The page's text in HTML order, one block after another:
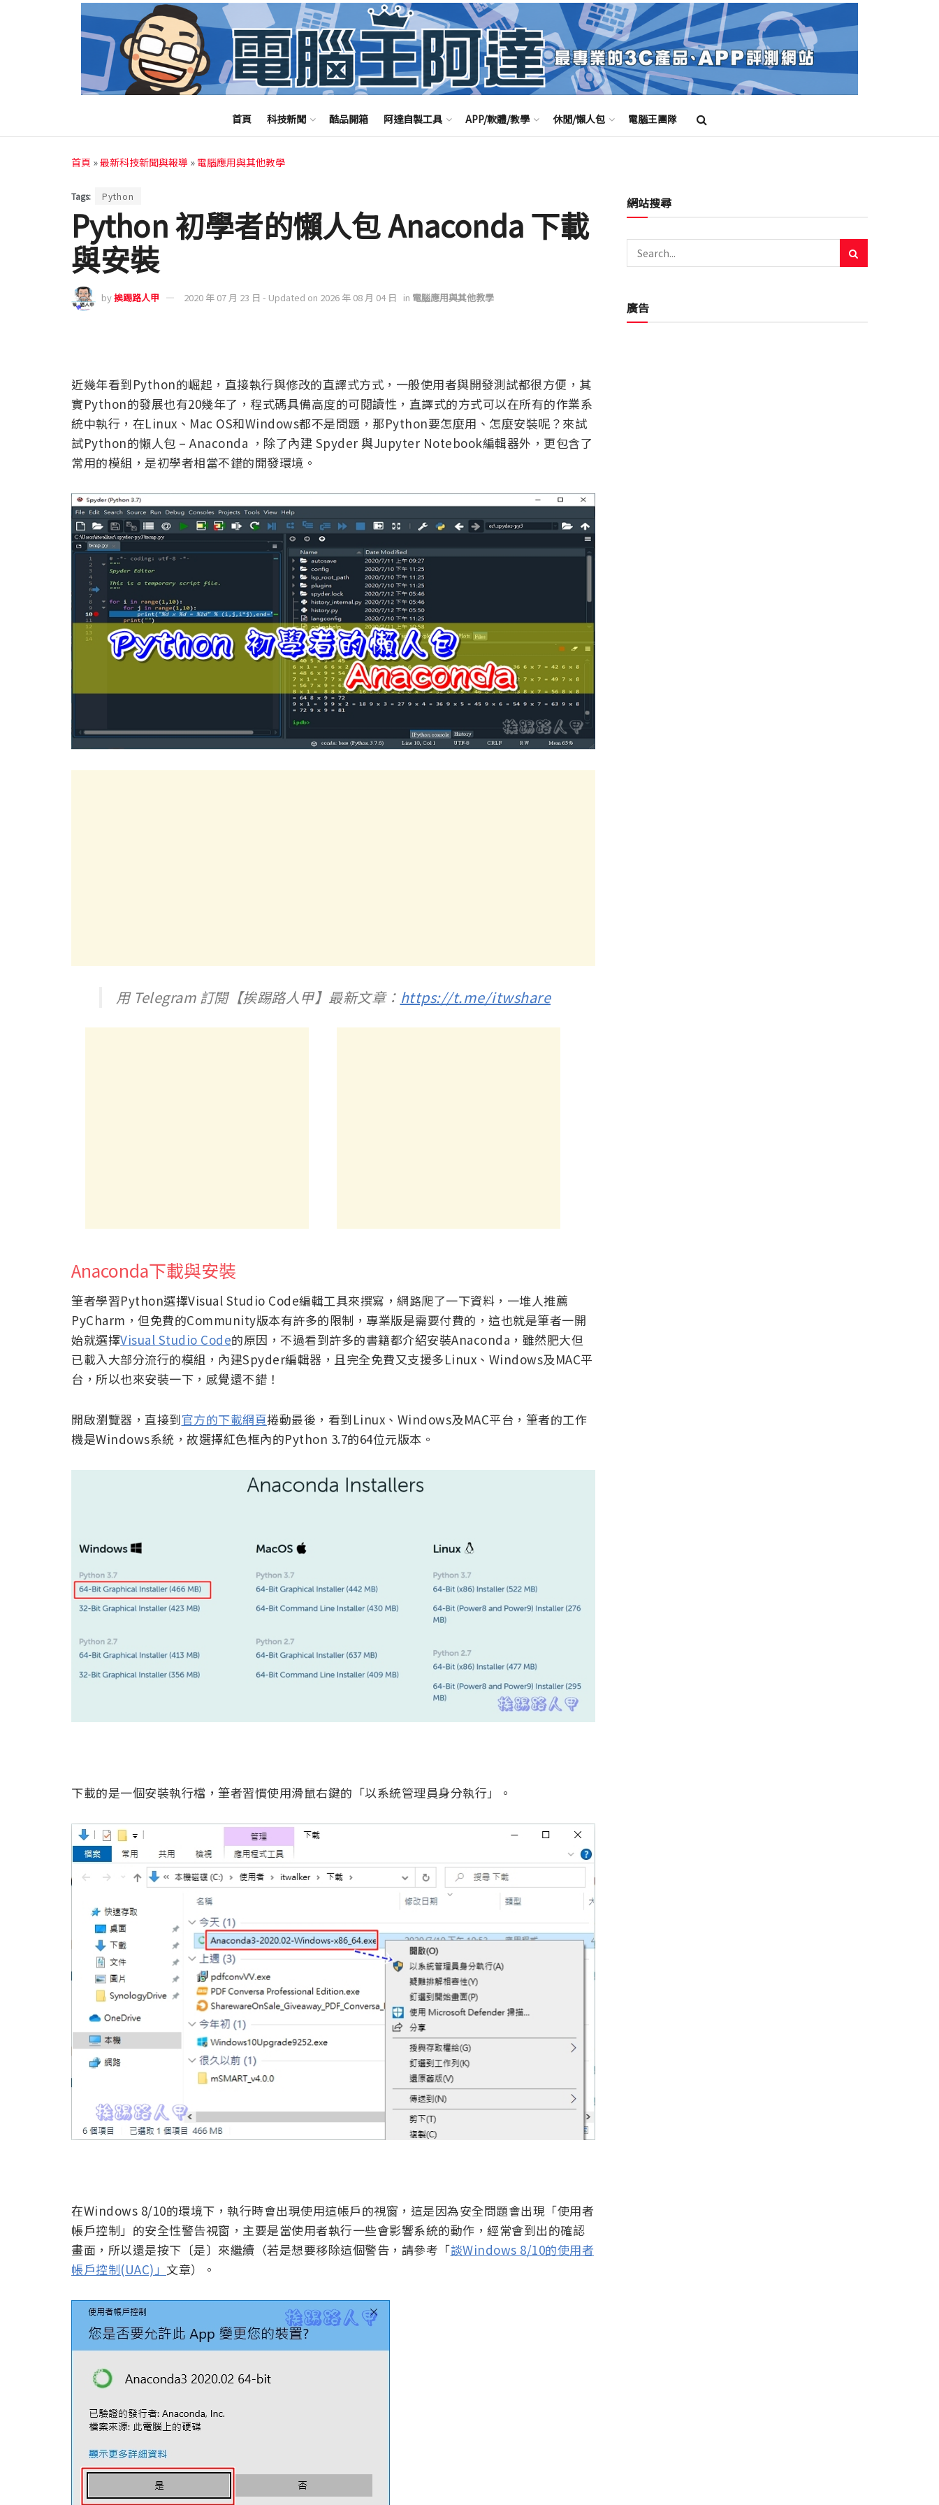
首頁 科技新聞 酷品開箱 阿達自製工具 APP/軟體/教學 休閒/懶人包 電腦王團隊
首頁 »最新科技新聞與報導 » 電腦應用與其他教學
Tags: Python
Python 初學者的懶人包 Anaconda 下載
與安裝
by挨踢路人甲 2020 年 07 月 23 日 - Updated on 2026 年 08 月 04 日 in 電腦應用與其他教學
近幾年看到Python的崛起，直接執行與修改的直譯式方式，一般使用者與開發測試都很方便，其
實Python的發展也有20幾年了，程式碼具備高度的可閱讀性，直譯式的方式可以在所有的作業系
統中執行，在Linux、Mac OS和Windows都不是問題，那Python要怎麼用、怎麼安裝呢？來試
試Python的懶人包 – Anaconda ，除了內建 Spyder 與Jupyter Notebook編輯器外，更包含了
常用的模組，是初學者相當不錯的開發環境。
用 Telegram 訂閱【挨踢路人甲】最新文章： https://t.me/itwshare
Anaconda下載與安裝
筆者學習Python選擇Visual Studio Code編輯工具來撰寫，網路爬了一下資料，一堆人推薦
PyCharm，但免費的Community版本有許多的限制，專業版是需要付費的，這也就是筆者一開
始就選擇Visual Studio Code的原因，不過看到許多的書籍都介紹安裝Anaconda，雖然肥大但
已載入大部分流行的模組，內建Spyder編輯器，且完全免費又支援多Linux、Windows及MAC平
台，所以也來安裝一下，感覺還不錯！
開啟瀏覽器，直接到官方的下載網頁捲動最後，看到Linux、Windows及MAC平台，筆者的工作
機是Windows系統，故選擇紅色框內的Python 3.7的64位元版本。
下載的是一個安裝執行檔，筆者習慣使用滑鼠右鍵的「以系統管理員身分執行」。
在Windows 8/10的環境下，執行時會出現使用這帳戶的視窗，這是因為安全問題會出現「使用者
帳戶控制」的安全性警告視窗，主要是當使用者執行一些會影響系統的動作，經常會到出的確認
畫面，所以還是按下〔是〕來繼續（若是想要移除這個警告，請參考「談Windows 8/10的使用者
帳戶控制(UAC)」 文章）。
網站搜尋
廣告